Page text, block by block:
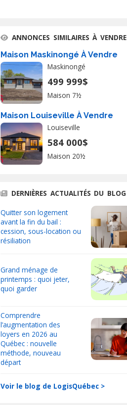
ANNONCES SIMILAIRES À VENDRE
Maison Maskinongé À Vendre
Maskinongé
499 999$
Maison 7½
Maison Louiseville À Vendre
Louiseville
584 000$
Maison 20½
DERNIÈRES ACTUALITÉS DU BLOG
Quitter son logement
avant la fin du bail :
cession, sous-location ou
résiliation
Grand ménage de
printemps : quoi jeter,
quoi garder
Comprendre
l’augmentation des
loyers en 2026 au
Québec : nouvelle
méthode, nouveau
départ
Voir le blog de LogisQuébec >